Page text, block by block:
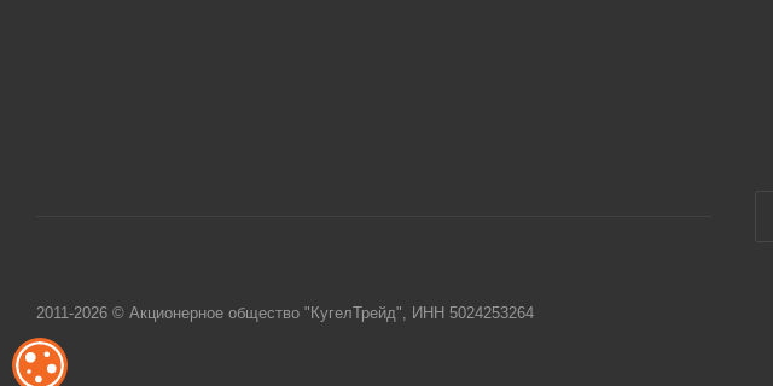
2011-2026 © Акционерное общество "КугелТрейд", ИНН 5024253264
ОБРАБОТКА ФАЙЛОВ COOKIE